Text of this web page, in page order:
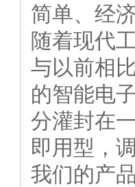
简单、经
随着现代
与以前相
的智能电
分灌封在
即用型，
我们的产